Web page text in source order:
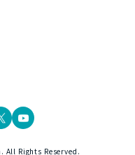
All Rights Reserved.